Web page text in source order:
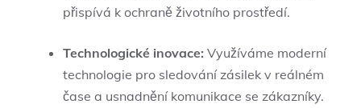
přispívá k ochraně životního prostředí.
Technologické inovace: Využíváme moderní
technologie pro sledování zásilek v reálném
čase a usnadnění komunikace se zákazníky.